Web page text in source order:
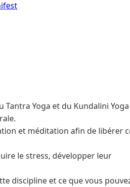
Tantra Yoga et du Kundalini
et méditation afin de libérer
le stress, développer leur
discipline et ce que vous